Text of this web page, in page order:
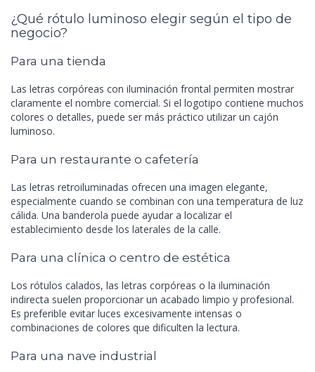
¿Qué rótulo luminoso elegir según el tipo de
negocio?
Para una tienda
Las letras corpóreas con iluminación frontal permiten mostrar
claramente el nombre comercial. Si el logotipo contiene muchos
colores o detalles, puede ser más práctico utilizar un cajón
luminoso.
Para un restaurante o cafetería
Las letras retroiluminadas ofrecen una imagen elegante,
especialmente cuando se combinan con una temperatura de luz
cálida. Una banderola puede ayudar a localizar el
establecimiento desde los laterales de la calle.
Para una clínica o centro de estética
Los rótulos calados, las letras corpóreas o la iluminación
indirecta suelen proporcionar un acabado limpio y profesional.
Es preferible evitar luces excesivamente intensas o
combinaciones de colores que dificulten la lectura.
Para una nave industrial